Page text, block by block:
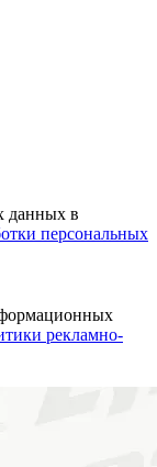
данных в
персональных
рекламно-